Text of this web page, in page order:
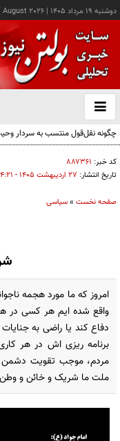
دوشنبه ۱۹ مرداد ۱۴۰۵ |
August 2026
باز
و
چگونه نقل‌قول منتسب به سردار
کد خبر: ۸۸۷۳۶۱
تاریخ انتشار: ۲۷ ارديبهشت ۱۴۰۵ - ۰۴:۲۱
صفحه نخست »سیاسی
امروز که ما مورد هجمه
واقع شده ایم هر کسی در
دفاع کند یا راضی به
برنامه ریزی اش در هر
مردم، موجب تقویت
ملت ما شریک و خائن و